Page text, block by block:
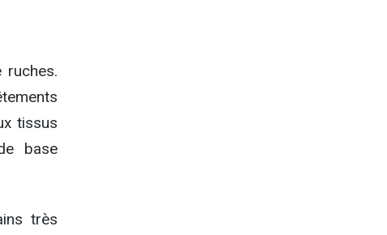
ruches.
tissus
base
très